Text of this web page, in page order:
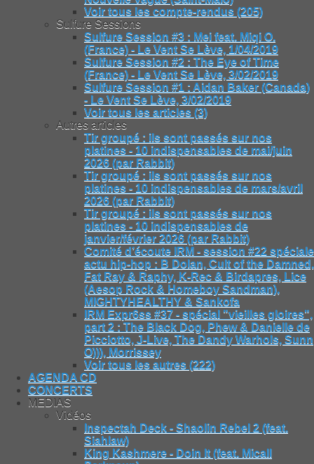
Voir tous les compte-rendus (205)
Sulfure Sessions
Sulfure Session #3 : Mei feat. Miqi O.
(France) - Le Vent Se Lève, 1/04/2019
Sulfure Session #2 : The Eye of Time
(France) - Le Vent Se Lève, 3/02/2019
Sulfure Session #1 : Aidan Baker (Canada)
- Le Vent Se Lève, 3/02/2019
Voir tous les articles (3)
Autres articles
Tir groupé : ils sont passés sur nos
platines - 10 indispensables de mai/juin
2026 (par Rabbit)
Tir groupé : ils sont passés sur nos
platines - 10 indispensables de mars/avril
2026 (par Rabbit)
Tir groupé : ils sont passés sur nos
platines - 10 indispensables de
janvier/février 2026 (par Rabbit)
Comité d’écoute IRM - session #22 spéciale
actu hip-hop : B Dolan, Cult of the Damned,
Fat Ray & Raphy, K-Rec & Birdapres, Lice
(Aesop Rock & Homeboy Sandman),
MIGHTYHEALTHY & Sankofa
IRM Expr6ss #37 - spécial "vieilles gloires",
part 2 : The Black Dog, Phew & Danielle de
Picciotto, J-Live, The Dandy Warhols, Sunn
O))), Morrissey
Voir tous les autres (222)
AGENDA CD
CONCERTS
MEDIAS
Vidéos
Inspectah Deck - Shaolin Rebel 2 (feat.
Siahlaw)
King Kashmere - Doin It (feat. Micall